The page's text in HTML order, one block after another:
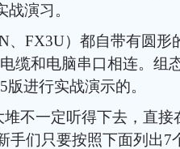
演习。
、FX3U）都自带有圆形
缆和电脑串口相连。组
进行实战演示的。
不一定听得下去，直
手们只要按照下面列出7